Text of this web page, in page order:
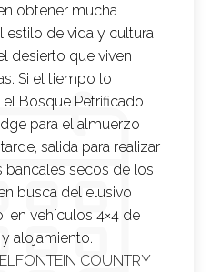
obtener mucha
estilo de vida y cultura
desierto que viven
Si el tiempo lo
Bosque Petrificado
para el almuerzo
salida para realizar
bancales secos de los
busca del elusivo
en vehículos 4×4 de
alojamiento.
COUNTRY